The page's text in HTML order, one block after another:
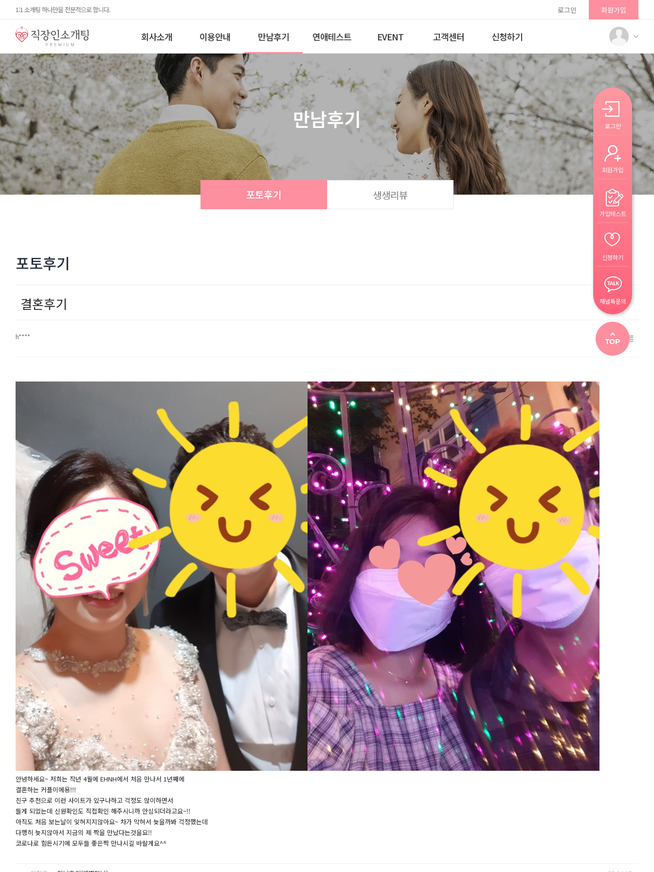
1:1 소개팅 하나만을 전문적으로 합니다. 로그인 회원가입
회사소개 이용안내 만남후기 연애테스트 EVENT 고객센터 신청하기
만남후기
포토후기 생생리뷰
포토후기
결혼후기
h****
안녕하세요~ 저희는 작년 4월에 EHNH에서 처음 만나서 1년째에
결혼하는 커플이에용!!!
친구 추천으로 이런 사이트가 있구나하고 걱정도 많이하면서
들게 되었는데 신원확인도 직접확인 해주시니까 안심되더라고요~!!
아직도 처음 보는날이 잊혀지지않아요~ 차가 막혀서 늦을까봐 걱정했는데
다행히 늦지않아서 지금의 제 짝을 만났다는것을요!!
코로나로 힘든시기에 모두들 좋은짝 만나시길 바랄게요^^
로그인
회원가입
가입테스트
신청하기
채널톡문의